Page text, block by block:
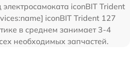
электросамоката iconBIT Trident
iconBIT Trident 127
в среднем занимает 3-4
необходимых запчастей.